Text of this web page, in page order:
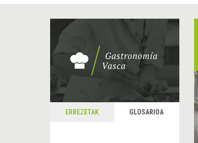
ERREZETAK GLOSARIOA